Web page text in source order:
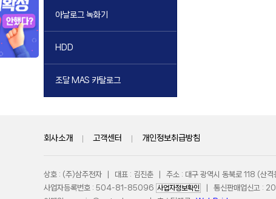
아날로그 녹화기
HDD
조달 MAS 카탈로그
회사소개 | 고객센터 | 개인정보취급방침
상호 : (주)삼주전자 | 대표 : 김진춘 | 주소 : 대구 광역시 동북로 118 (산
사업자등록번호 : 504-81-85096 사업자정보확인
| 통신판매업신고 :